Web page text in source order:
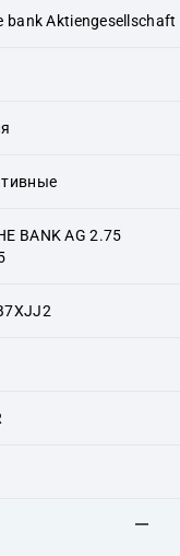
bank Aktiengesellschaft
BANK AG 2.75